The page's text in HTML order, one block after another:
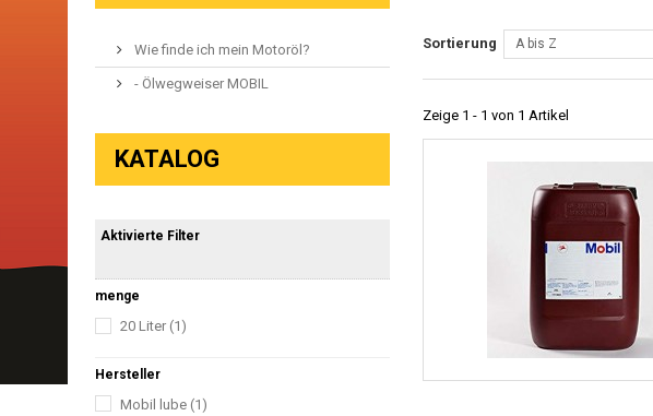
Wie finde ich mein Motoröl?
- Ölwegweiser MOBIL
KATALOG
Aktivierte Filter
menge
20 Liter (1)
Hersteller
Mobil lube (1)
Sortierung A bis Z
Zeige 1 - 1 von 1 Artikel